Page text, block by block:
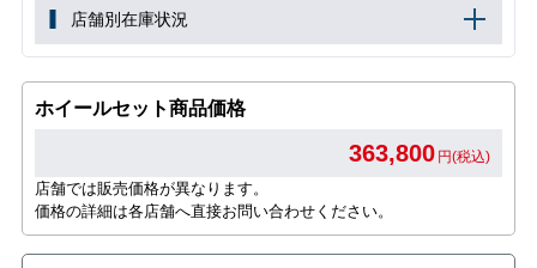
店舗別在庫状況
ホイールセット商品価格
363,800 円(税込)
店舗では販売価格が異なります。
価格の詳細は各店舗へ直接お問い合わせください。